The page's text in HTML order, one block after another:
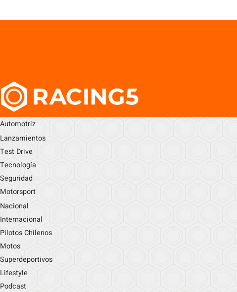
Automotriz
Lanzamientos
Test Drive
Tecnología
Seguridad
Motorsport
Nacional
Internacional
Pilotos Chilenos
Motos
Superdeportivos
Lifestyle
Podcast